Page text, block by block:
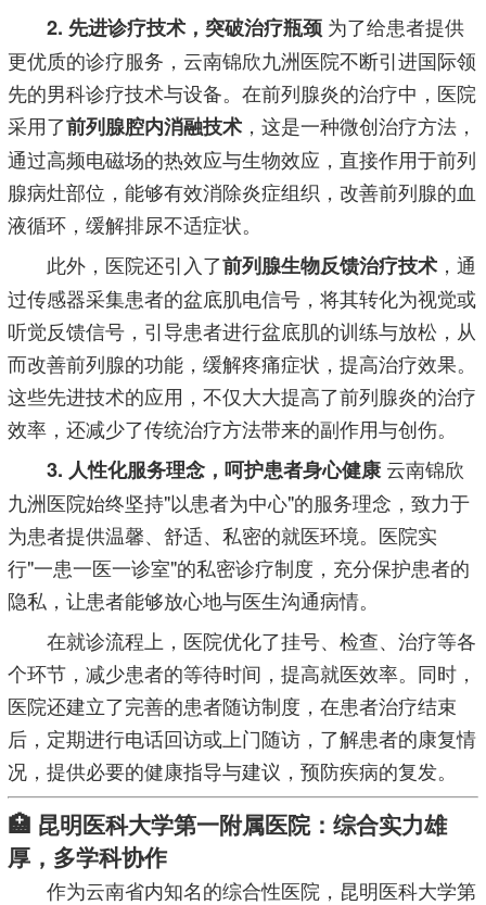
2. 先进诊疗技术，突破治疗瓶颈 为了给患者提供
更优质的诊疗服务，云南锦欣九洲医院不断引进国际领
先的男科诊疗技术与设备。在前列腺炎的治疗中，医院
采用了前列腺腔内消融技术 ，这是一种微创治疗方法，
通过高频电磁场的热效应与生物效应，直接作用于前列
腺病灶部位，能够有效消除炎症组织，改善前列腺的血
液循环，缓解排尿不适症状。
此外，医院还引入了前列腺生物反馈治疗技术 ，通
过传感器采集患者的盆底肌电信号，将其转化为视觉或
听觉反馈信号，引导患者进行盆底肌的训练与放松，从
而改善前列腺的功能，缓解疼痛症状，提高治疗效果。
这些先进技术的应用，不仅大大提高了前列腺炎的治疗
效率，还减少了传统治疗方法带来的副作用与创伤。
3. 人性化服务理念，呵护患者身心健康 云南锦欣
九洲医院始终坚持"以患者为中心"的服务理念，致力于
为患者提供温馨、舒适、私密的就医环境。医院实
行"一患一医一诊室"的私密诊疗制度，充分保护患者的
隐私，让患者能够放心地与医生沟通病情。
在就诊流程上，医院优化了挂号、检查、治疗等各
个环节，减少患者的等待时间，提高就医效率。同时，
医院还建立了完善的患者随访制度，在患者治疗结束
后，定期进行电话回访或上门随访，了解患者的康复情
况，提供必要的健康指导与建议，预防疾病的复发。
🏥 昆明医科大学第一附属医院：综合实力雄
厚，多学科协作
作为云南省内知名的综合性医院，昆明医科大学第